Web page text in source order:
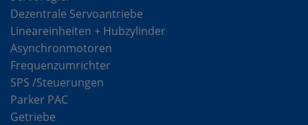
Dezentrale Servoantriebe
Lineareinheiten + Hubzylinder
Asynchronmotoren
Frequenzumrichter
SPS /Steuerungen
Parker PAC
Getriebe